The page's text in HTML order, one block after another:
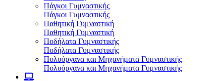
Πάγκοι Γυμναστικής
Πάγκοι Γυμναστικής
Παθητική Γυμναστική
Παθητική Γυμναστική
Ποδήλατα Γυμναστικής
Ποδήλατα Γυμναστικής
Πολυόργανα και Μηχανήματα Γυμναστικής
Πολυόργανα και Μηχανήματα Γυμναστικής